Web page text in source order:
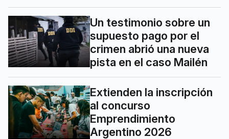
Un testimonio sobre un
supuesto pago por el
crimen abrió una nueva
pista en el caso Mailén
Extienden la inscripción
al concurso
Emprendimiento
Argentino 2026